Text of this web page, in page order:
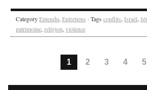
CategoryEntendu, Entretiens · Tags conflits, Israël,
patrimoine, religion, violence
1 2 3 4 5